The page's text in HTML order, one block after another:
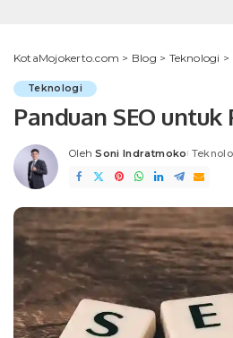
KotaMojokerto.com > Blog > Teknologi >
Teknologi
Panduan SEO untuk
Posted
by
Oleh Soni Indratmoko